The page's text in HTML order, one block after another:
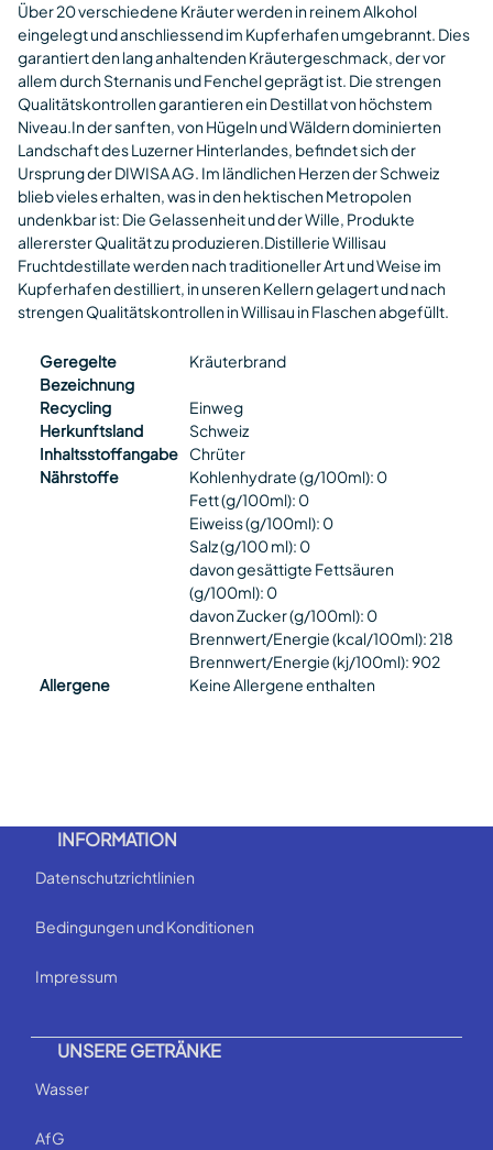
Über 20 verschiedene Kräuter werden in reinem Alkohol
eingelegt und anschliessend im Kupferhafen umgebrannt. Dies
garantiert den lang anhaltenden Kräutergeschmack, der vor
allem durch Sternanis und Fenchel geprägt ist. Die strengen
Qualitätskontrollen garantieren ein Destillat von höchstem
Niveau.In der sanften, von Hügeln und Wäldern dominierten
Landschaft des Luzerner Hinterlandes, befindet sich der
Ursprung der DIWISA AG. Im ländlichen Herzen der Schweiz
blieb vieles erhalten, was in den hektischen Metropolen
undenkbar ist: Die Gelassenheit und der Wille, Produkte
allererster Qualität zu produzieren.Distillerie Willisau
Fruchtdestillate werden nach traditioneller Art und Weise im
Kupferhafen destilliert, in unseren Kellern gelagert und nach
strengen Qualitätskontrollen in Willisau in Flaschen abgefüllt.
Geregelte
Bezeichnung
Kräuterbrand
Recycling
Einweg
Herkunftsland
Schweiz
Inhaltsstoffangabe
Chrüter
Nährstoffe
Kohlenhydrate (g/100ml): 0
Fett (g/100ml): 0
Eiweiss (g/100ml): 0
Salz (g/100 ml): 0
davon gesättigte Fettsäuren
(g/100ml): 0
davon Zucker (g/100ml): 0
Brennwert/Energie (kcal/100ml): 218
Brennwert/Energie (kj/100ml): 902
Allergene
Keine Allergene enthalten
INFORMATION
Datenschutzrichtlinien
Bedingungen und Konditionen
Impressum
UNSERE GETRÄNKE
Wasser
AfG